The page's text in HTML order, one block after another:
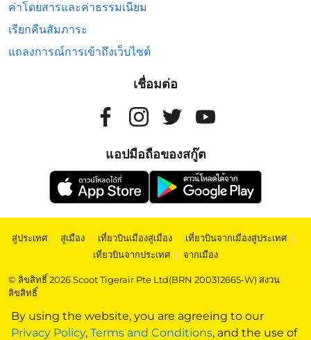
By using the website, you are agreeing to our
Privacy Policy, Terms and Conditions, and the use of
ค่าโดยสารและค่าธรรมเนียม
เรียกคืนสัมภาระ
แถลงการณ์การเข้าถึงเว็บไซต์
เชื่อมต่อ
แอปมือถือของสกู๊ต
สู่ประเทศ | สู่เมือง | เที่ยวบินเมืองสู่เมือง | เที่ยวบินจากเมืองสู่ประเทศ |
เที่ยวบินจากประเทศ | จากเมือง
© ลิขสิทธิ์ 2026 Scoot Tigerair Pte Ltd(BRN 200312665-W) สงวน
ลิขสิทธิ์